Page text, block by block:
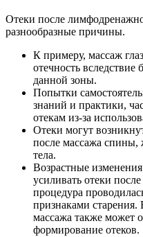
Отеки после
разнообразные причины.
К примеру, массаж
отечность
данной зоны.
Попытки
знаний и практики,
отекам из-за
Отеки могут
после массажа спины,
тела.
Возрастные
усиливать отеки
процедура
признаками
массажа также может
формирование отеков.